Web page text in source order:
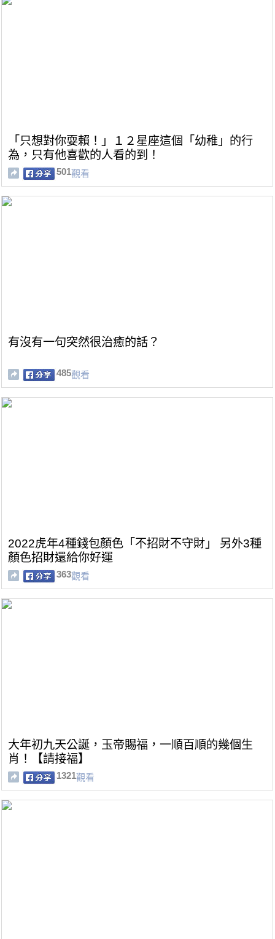
「只想對你耍賴！」１２星座這個「幼稚」的行
為，只有他喜歡的人看的到！
501觀看
有沒有一句突然很治癒的話？
485觀看
2022虎年4種錢包顏色「不招財不守財」 另外3種
顏色招財還給你好運
363觀看
大年初九天公誕，玉帝賜福，一順百順的幾個生
肖！【請接福】
1321觀看